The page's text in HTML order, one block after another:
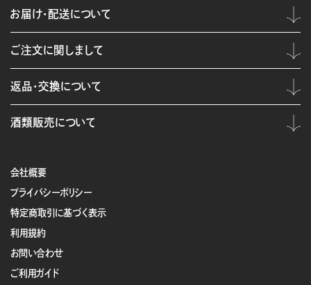
会社概要
プライバシーポリシー
特定商取引に基づく表示
利用規約
お問い合わせ
ご利用ガイド
お届け・配送について
ご注文に関しまして
返品・交換について
酒類販売について